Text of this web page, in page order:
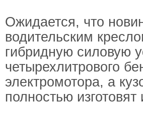
Ожидается, что
водительским
гибридную силовую
четырехлитрового
электромотора, а
полностью изготовят